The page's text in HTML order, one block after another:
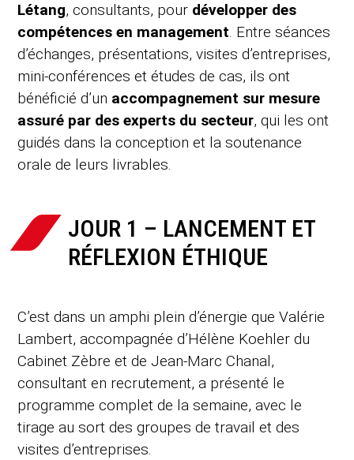
Létang, consultants, pour développer des
compétences en management. Entre séances
d’échanges, présentations, visites d’entreprises,
mini-conférences et études de cas, ils ont
bénéficié d’un accompagnement sur mesure
assuré par des experts du secteur, qui les ont
guidés dans la conception et la soutenance
orale de leurs livrables.
JOUR 1 – LANCEMENT ET
RÉFLEXION ÉTHIQUE
C’est dans un amphi plein d’énergie que Valérie
Lambert, accompagnée d’Hélène Koehler du
Cabinet Zèbre et de Jean-Marc Chanal,
consultant en recrutement, a présenté le
programme complet de la semaine, avec le
tirage au sort des groupes de travail et des
visites d’entreprises.